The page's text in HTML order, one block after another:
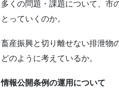
くの問題・課題について、市
っていくのか。
畜産振興と切り離せない排泄物
のように考えているか。
報公開条例の運用について